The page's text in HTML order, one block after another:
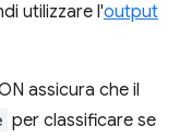
utilizzare l'output
assicura che il
per classificare se